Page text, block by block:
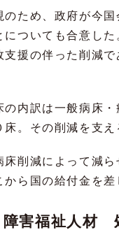
のため、政府が今
についても合意し
支援の伴った削減
の内訳は一般病床
床。その削減を支
床削減によって減
から国の給付金を
障害福祉人材